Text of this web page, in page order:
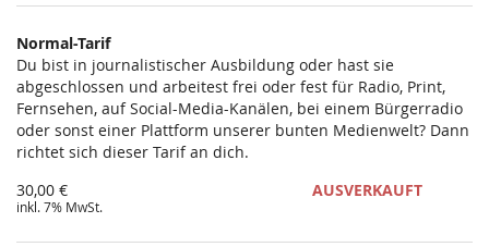
Normal-Tarif
Du bist in journalistischer Ausbildung oder hast sie
abgeschlossen und arbeitest frei oder fest für Radio, Print,
Fernsehen, auf Social-Media-Kanälen, bei einem Bürgerradio
oder sonst einer Plattform unserer bunten Medienwelt? Dann
richtet sich dieser Tarif an dich.
30,00 €
inkl. 7% MwSt.
AUSVERKAUFT